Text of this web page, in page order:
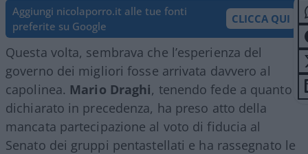
Aggiungi nicolaporro.it alle tue fonti
preferite su Google
CLICCA QUI
Questa volta, sembrava che l’esperienza del
governo dei migliori fosse arrivata davvero al
capolinea. Mario Draghi, tenendo fede a quanto
dichiarato in precedenza, ha preso atto della
mancata partecipazione al voto di fiducia al
Senato dei gruppi pentastellati e ha rassegnato le